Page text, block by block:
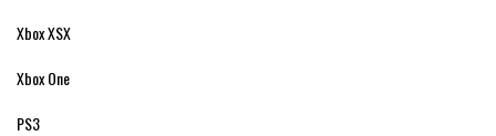
Xbox XSX
Xbox One
PS3